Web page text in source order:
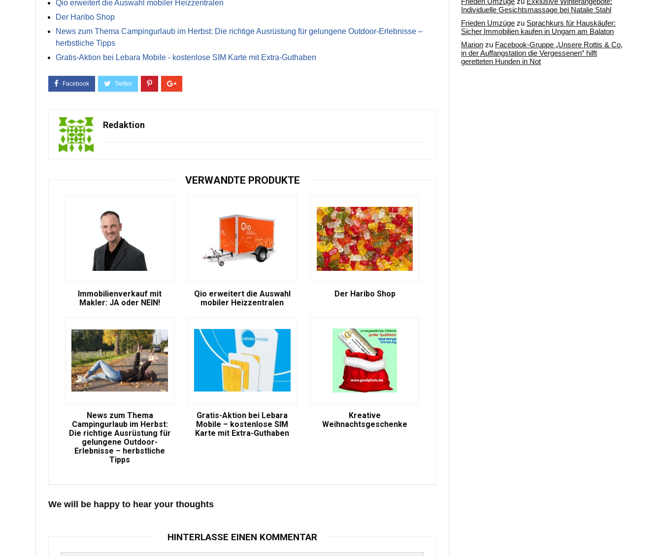
Qio erweitert die Auswahl mobiler Heizzentralen
Der Haribo Shop
News zum Thema Campingurlaub im Herbst: Die richtige Ausrüstung für gelungene Outdoor-Erlebnisse –
herbstliche Tipps
Gratis-Aktion bei Lebara Mobile - kostenlose SIM Karte mit Extra-Guthaben
Redaktion
VERWANDTE PRODUKTE
Immobilienverkauf mit
Makler: JA oder NEIN!
Qio erweitert die Auswahl
mobiler Heizzentralen
Der Haribo Shop
News zum Thema
Campingurlaub im Herbst:
Die richtige Ausrüstung für
gelungene Outdoor-
Erlebnisse – herbstliche
Tipps
Gratis-Aktion bei Lebara
Mobile – kostenlose SIM
Karte mit Extra-Guthaben
Kreative
Weihnachtsgeschenke
We will be happy to hear your thoughts
HINTERLASSE EINEN KOMMENTAR
Individuelle Gesichtsmassage bei Natalie Stahl
Frieden Umzüge zu Sprachkurs für Hauskäufer:
Sicher Immobilien kaufen in Ungarn am Balaton
Marion zu Facebook-Gruppe „Unsere Rottis & Co,
in der Auffangstation die Vergessenen“ hilft
geretteten Hunden in Not